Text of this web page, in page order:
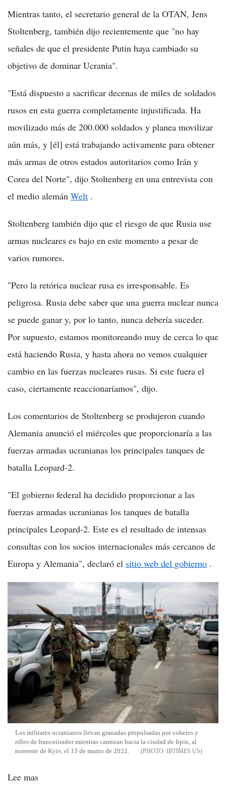
Mientras tanto, el secretario general de la OTAN, Jens
Stoltenberg, también dijo recientemente que "no hay
señales de que el presidente Putin haya cambiado su
objetivo de dominar Ucrania".
"Está dispuesto a sacrificar decenas de miles de soldados
rusos en esta guerra completamente injustificada. Ha
movilizado más de 200.000 soldados y planea movilizar
aún más, y [él] está trabajando activamente para obtener
más armas de otros estados autoritarios como Irán y
Corea del Norte", dijo Stoltenberg en una entrevista con
el medio alemán Welt .
Stoltenberg también dijo que el riesgo de que Rusia use
armas nucleares es bajo en este momento a pesar de
varios rumores.
"Pero la retórica nuclear rusa es irresponsable. Es
peligrosa. Rusia debe saber que una guerra nuclear nunca
se puede ganar y, por lo tanto, nunca debería suceder.
Por supuesto, estamos monitoreando muy de cerca lo que
está haciendo Rusia, y hasta ahora no vemos cualquier
cambio en las fuerzas nucleares rusas. Si este fuera el
caso, ciertamente reaccionaríamos", dijo.
Los comentarios de Stoltenberg se produjeron cuando
Alemania anunció el miércoles que proporcionaría a las
fuerzas armadas ucranianas los principales tanques de
batalla Leopard-2.
"El gobierno federal ha decidido proporcionar a las
fuerzas armadas ucranianas los tanques de batalla
principales Leopard-2. Este es el resultado de intensas
consultas con los socios internacionales más cercanos de
Europa y Alemania", declaró el sitio web del gobierno .
Los militares ucranianos llevan granadas propulsadas por cohetes y
rifles de francotirador mientras caminan hacia la ciudad de Irpin, al
noroeste de Kyiv, el 13 de marzo de 2022.
IBTIMES US
Lee mas